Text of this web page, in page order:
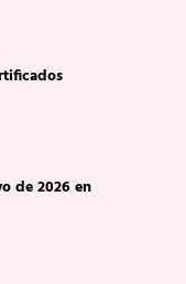
de 2026 en